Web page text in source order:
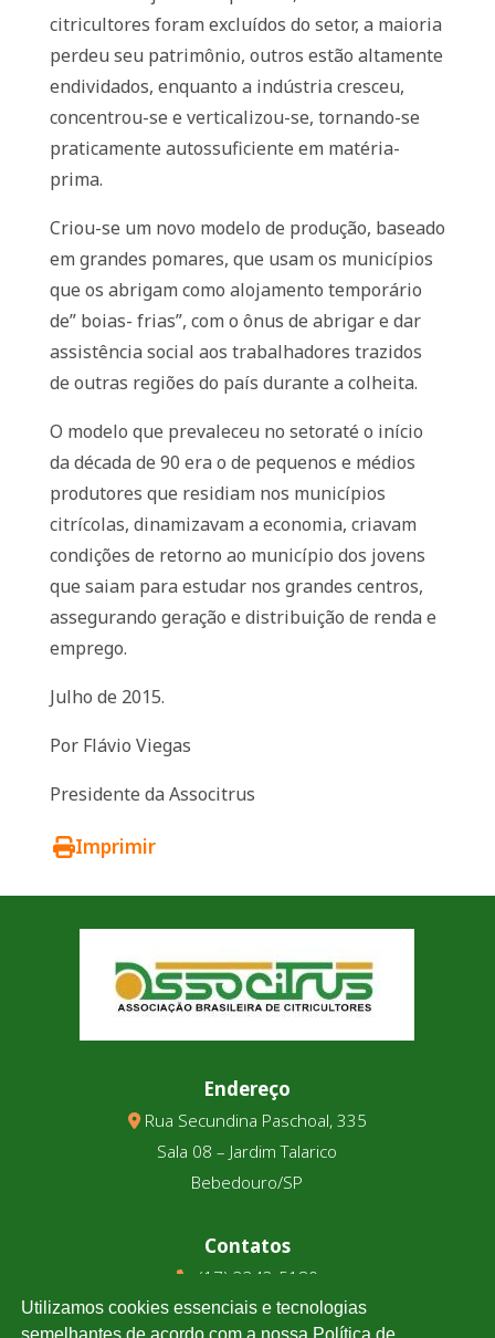
citricultores foram excluídos do setor, a maioria
perdeu seu patrimônio, outros estão altamente
endividados, enquanto a indústria cresceu,
concentrou-se e verticalizou-se, tornando-se
praticamente autossuficiente em matéria-
prima.
Criou-se um novo modelo de produção, baseado
em grandes pomares, que usam os municípios
que os abrigam como alojamento temporário
de” boias- frias”, com o ônus de abrigar e dar
assistência social aos trabalhadores trazidos
de outras regiões do país durante a colheita.
O modelo que prevaleceu no setoraté o início
da década de 90 era o de pequenos e médios
produtores que residiam nos municípios
citrícolas, dinamizavam a economia, criavam
condições de retorno ao município dos jovens
que saiam para estudar nos grandes centros,
assegurando geração e distribuição de renda e
emprego.
Julho de 2015.
Por Flávio Viegas
Presidente da Associtrus
Imprimir
Endereço
Rua Secundina Paschoal, 335
Sala 08 – Jardim Talarico
Bebedouro/SP
Contatos
(17) 3343-5180
(17) 99123-9831
Utilizamos cookies essenciais e tecnologias
semelhantes de acordo com a nossa Política de